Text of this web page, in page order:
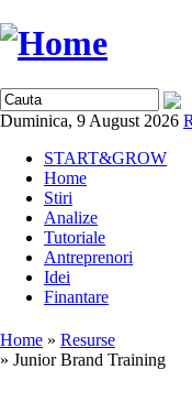
Duminica, 9 August 2026
START&GROW
Home
Stiri
Analize
Tutoriale
Antreprenori
Idei
Finantare
Home » Resurse
» Junior Brand Training